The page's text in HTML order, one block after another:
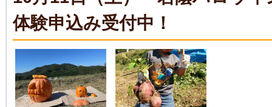
体験申込み受付中！